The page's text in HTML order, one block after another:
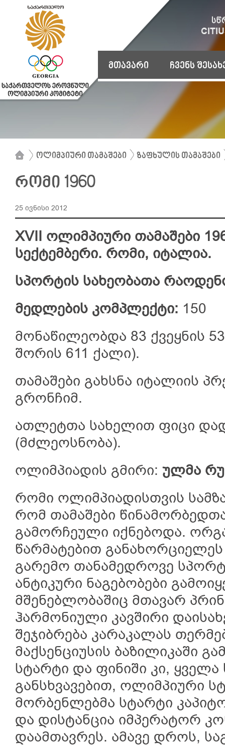
მთავარი ჩვენს
ოლიმპიური თამაშები ზაფხულის თამაშები
რომი 1960
25 ივნისი 2012
XVII ოლიმპიური თამაშები
სექტემბერი. რომი, იტალია.
სპორტის სახეობათა
მედლების კომპლექტი: 150
მონაწილეობდა 83 ქვეყნის
შორის 611 ქალი).
თამაშები გახსნა იტალიის
გრონჩიმ.
ათლეტთა სახელით ფიცი
(მძლეოსნობა).
ოლიმპიადის გმირი: ულმა
რომი ოლიმპიადისთვის
რომ თამაშები
გამორჩეული იქნებოდა.
წარმატებით
გარემო თანამედროვე
ანტიკური ნაგებობები
მშენებლობაშიც მთავარ
ჰარმონიული კავშირი
შეჯიბრება კარაკალას
მაქსენციუსის ბაზილიკაში
სტარტი და ფინიში კი, ყველა
განსხვავებით, ოლიმპიური
მორბენლებმა სტარტი
და დისტანცია იმპერატორ
დაამთავრეს. ამავე დროს,